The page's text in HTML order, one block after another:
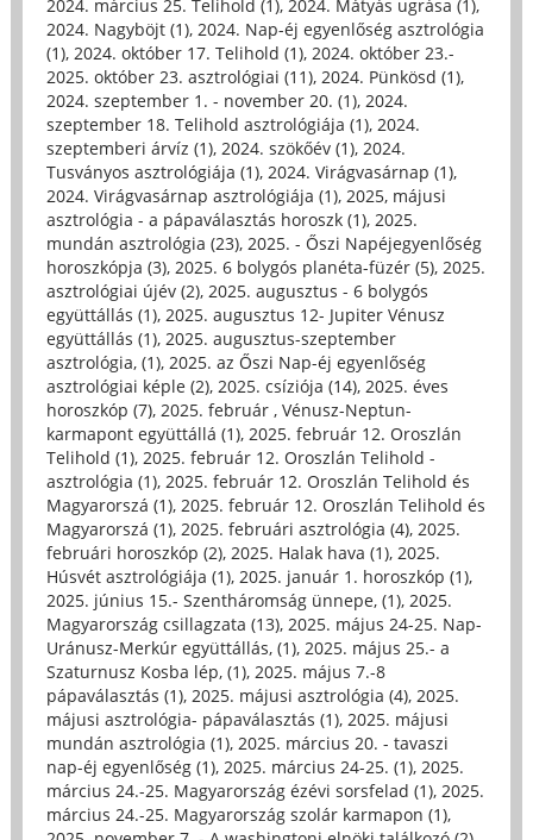
2024. március 25. Telihold (1), 2024. Mátyás ugrása (1),
2024. Nagyböjt (1), 2024. Nap-éj egyenlőség asztrológia
(1), 2024. október 17. Telihold (1), 2024. október 23.-
2025. október 23. asztrológiai (11), 2024. Pünkösd (1),
2024. szeptember 1. - november 20. (1), 2024.
szeptember 18. Telihold asztrológiája (1), 2024.
szeptemberi árvíz (1), 2024. szökőév (1), 2024.
Tusványos asztrológiája (1), 2024. Virágvasárnap (1),
2024. Virágvasárnap asztrológiája (1), 2025, májusi
asztrológia - a pápaválasztás horoszk (1), 2025.
mundán asztrológia (23), 2025. - Őszi Napéjegyenlőség
horoszkópja (3), 2025. 6 bolygós planéta-füzér (5), 2025.
asztrológiai újév (2), 2025. augusztus - 6 bolygós
együttállás (1), 2025. augusztus 12- Jupiter Vénusz
együttállás (1), 2025. augusztus-szeptember
asztrológia, (1), 2025. az Őszi Nap-éj egyenlőség
asztrológiai képle (2), 2025. csíziója (14), 2025. éves
horoszkóp (7), 2025. február , Vénusz-Neptun-
karmapont együttállá (1), 2025. február 12. Oroszlán
Telihold (1), 2025. február 12. Oroszlán Telihold -
asztrológia (1), 2025. február 12. Oroszlán Telihold és
Magyarorszá (1), 2025. február 12. Oroszlán Telihold és
Magyarorszá (1), 2025. februári asztrológia (4), 2025.
februári horoszkóp (2), 2025. Halak hava (1), 2025.
Húsvét asztrológiája (1), 2025. január 1. horoszkóp (1),
2025. június 15.- Szentháromság ünnepe, (1), 2025.
Magyarország csillagzata (13), 2025. május 24-25. Nap-
Uránusz-Merkúr együttállás, (1), 2025. május 25.- a
Szaturnusz Kosba lép, (1), 2025. május 7.-8
pápaválasztás (1), 2025. májusi asztrológia (4), 2025.
májusi asztrológia- pápaválasztás (1), 2025. májusi
mundán asztrológia (1), 2025. március 20. - tavaszi
nap-éj egyenlőség (1), 2025. március 24-25. (1), 2025.
március 24.-25. Magyarország ézévi sorsfelad (1), 2025.
március 24.-25. Magyarország szolár karmapon (1),